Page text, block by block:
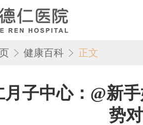
健康百科 正文
月子中心：@新
势